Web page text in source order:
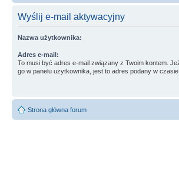
Wyślij e-mail aktywacyjny
Nazwa użytkownika:
Adres e-mail:
To musi być adres e-mail związany z Twoim kontem.
go w panelu użytkownika, jest to adres podany w czasie
Strona główna forum